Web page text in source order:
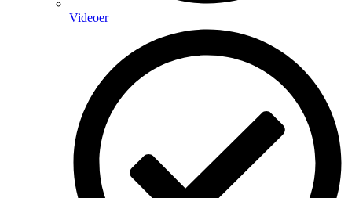
Videoer